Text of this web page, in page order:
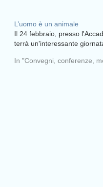
L’uomo è un animale
Il 24 febbraio, presso
terrà un'interessante
In "Convegni, conferenze,